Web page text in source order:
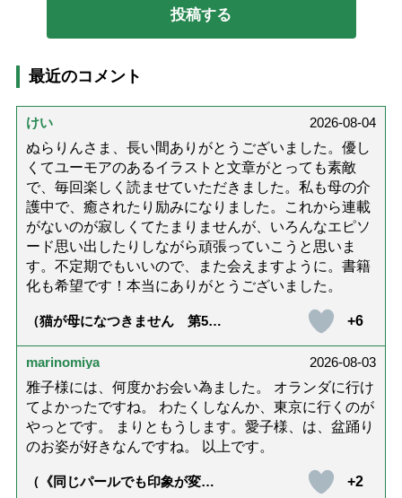
最近のコメント
けい
2026-08-04
ぬらりんさま、長い間ありがとうございました。優し
くてユーモアのあるイラストと文章がとっても素敵
で、毎回楽しく読ませていただきました。私も母の介
護中で、癒されたり励みになりました。これから連載
がないのが寂しくてたまりませんが、いろんなエピソ
ード思い出したりしながら頑張っていこうと思いま
す。不定期でもいいので、また会えますように。書籍
化も希望です！本当にありがとうございました。
（猫が母になつきません 第500
+6
marinomiya
2026-08-03
雅子様には、何度かお会い為ました。 オランダに行け
てよかったですね。 わたくしなんか、東京に行くのが
やっとです。 まりともうします。愛子様、は、盆踊り
のお姿が好きなんですね。 以上です。
（《同じパールでも印象が変
+2